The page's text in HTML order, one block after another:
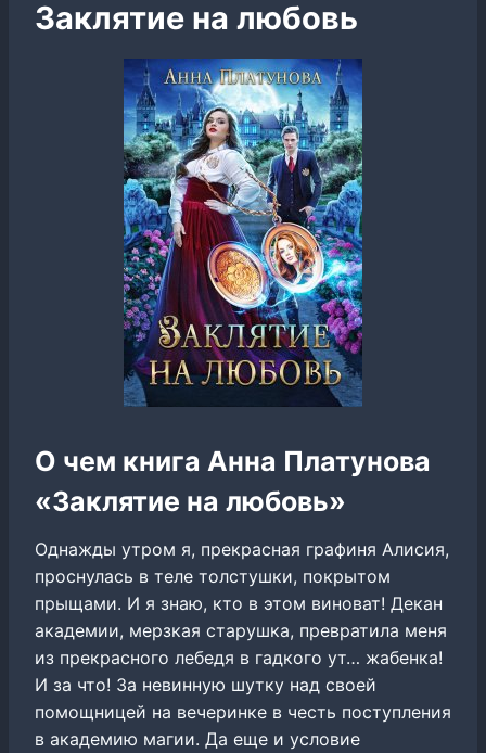
Заклятие на любовь
О чем книга Анна Платунова
«Заклятие на любовь»
Однажды утром я, прекрасная графиня Алисия,
проснулась в теле толстушки, покрытом
прыщами. И я знаю, кто в этом виноват! Декан
академии, мерзкая старушка, превратила меня
из прекрасного лебедя в гадкого ут… жабенка!
И за что! За невинную шутку над своей
помощницей на вечеринке в честь поступления
в академию магии. Да еще и условие